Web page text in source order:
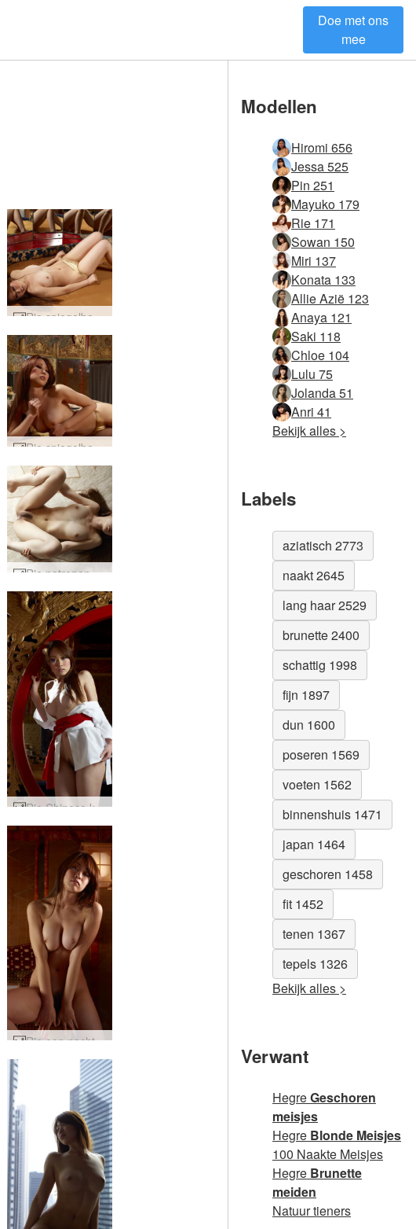
Doe met ons
mee
Rie spiegelbed #55
Rie spiegelbed #20
Rie patronen #63
Rie Chinese kamer #74
Rie een nacht met een geisha #53
Modellen
Hiromi 656
Jessa 525
Pin 251
Mayuko 179
Rie 171
Sowan 150
Miri 137
Konata 133
Allie Azië 123
Anaya 121
Saki 118
Chloe 104
Lulu 75
Jolanda 51
Anri 41
Bekijk alles >
Labels
aziatisch 2773
naakt 2645
lang haar 2529
brunette 2400
schattig 1998
fijn 1897
dun 1600
poseren 1569
voeten 1562
binnenshuis 1471
japan 1464
geschoren 1458
fit 1452
tenen 1367
tepels 1326
Bekijk alles >
Verwant
HegreGeschoren
meisjes
Hegre Blonde Meisjes
100 Naakte Meisjes
Hegre Brunette
meiden
Natuur tieners